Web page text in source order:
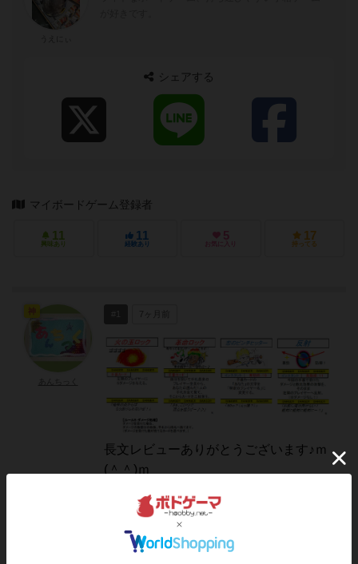
シェアする
マイボードゲーム登録者
11
興味あり
11
経験あり
5
お気に入り
17
持ってる
7ヶ月前
長文レビューありがとうございます♪ｍ
(＾＾)ｍ
今後とも是非とも楽しんでくださいませ
♪(＾＾)